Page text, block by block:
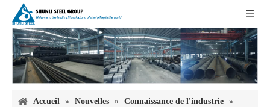
Accueil » Nouvelles » Connaissance de l'industrie »